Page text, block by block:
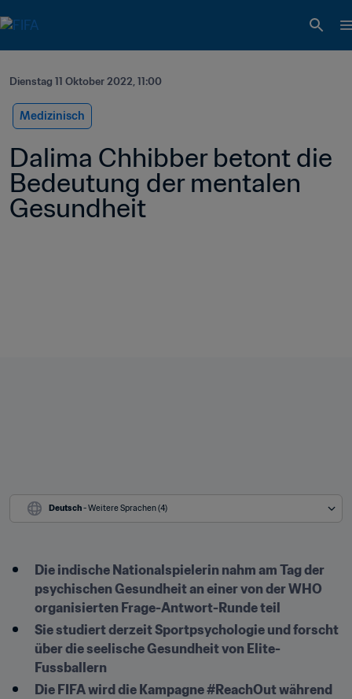
Dienstag 11 Oktober 2022, 11:00
Medizinisch
Dalima Chhibber betont die
Bedeutung der mentalen
Gesundheit
Deutsch - Weitere Sprachen (4)
Die indische Nationalspielerin nahm am Tag der
psychischen Gesundheit an einer von der WHO
organisierten Frage-Antwort-Runde teil
Sie studiert derzeit Sportpsychologie und forscht
über die seelische Gesundheit von Elite-
Fussballern
Die FIFA wird die Kampagne #ReachOut während